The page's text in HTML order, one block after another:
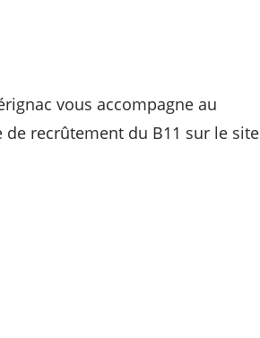
vous accompagne au
recrûtement du B11 sur le site